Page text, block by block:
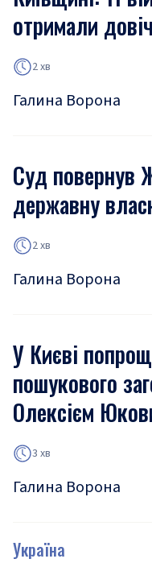
отримали
2 хв
Галина Ворона
Суд повернув
державну
2 хв
Галина Ворона
У Києві
пошукового
Олексієм
3 хв
Галина Ворона
Україна